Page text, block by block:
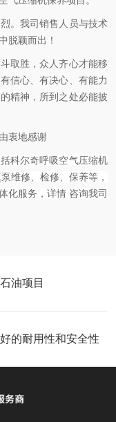
。我司销售人员与技术
脱颖而出！
取胜，众人齐心才能移
信心、有决心、有能力
精神，所到之处必能披
衷地感谢
科尔奇呼吸空气压缩机
维修、检修、保养等，
化服务，详情 咨询我司
油项目
的耐用性和安全性